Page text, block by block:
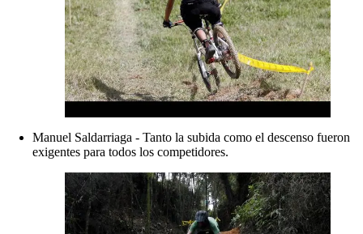
Manuel Saldarriaga - Tanto la subida como el descenso fueron
exigentes para todos los competidores.